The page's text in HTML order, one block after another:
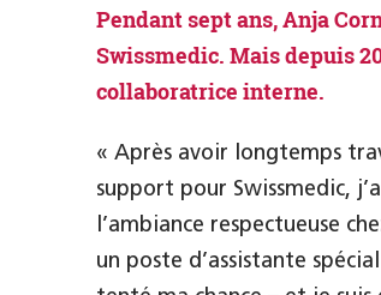
Pendant sept ans, Anja
Swissmedic. Mais depuis
collaboratrice interne.
« Après avoir longtemps
support pour Swissmedic,
l’ambiance respectueuse
un poste d’assistante